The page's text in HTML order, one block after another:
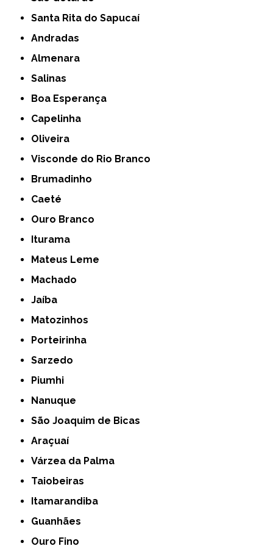
Santa Rita do Sapucaí
Andradas
Almenara
Salinas
Boa Esperança
Capelinha
Oliveira
Visconde do Rio Branco
Brumadinho
Caeté
Ouro Branco
Iturama
Mateus Leme
Machado
Jaíba
Matozinhos
Porteirinha
Sarzedo
Piumhi
Nanuque
São Joaquim de Bicas
Araçuaí
Várzea da Palma
Taiobeiras
Itamarandiba
Guanhães
Ouro Fino